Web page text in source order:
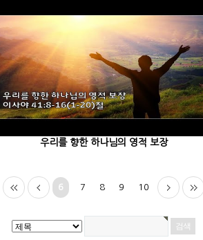
우리를 향한 하나님의 영적 보장
6 7 8 9 10